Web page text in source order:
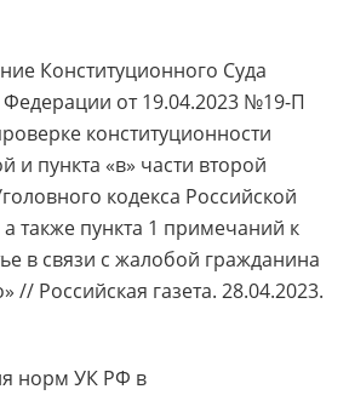
Конституционного Суда
Федерации от 19.04.2023 №19-П
конституционности
и пункта «в» части второй
кодекса Российской
также пункта 1 примечаний к
в связи с жалобой гражданина
// Российская газета. 28.04.2023.
норм УК РФ в